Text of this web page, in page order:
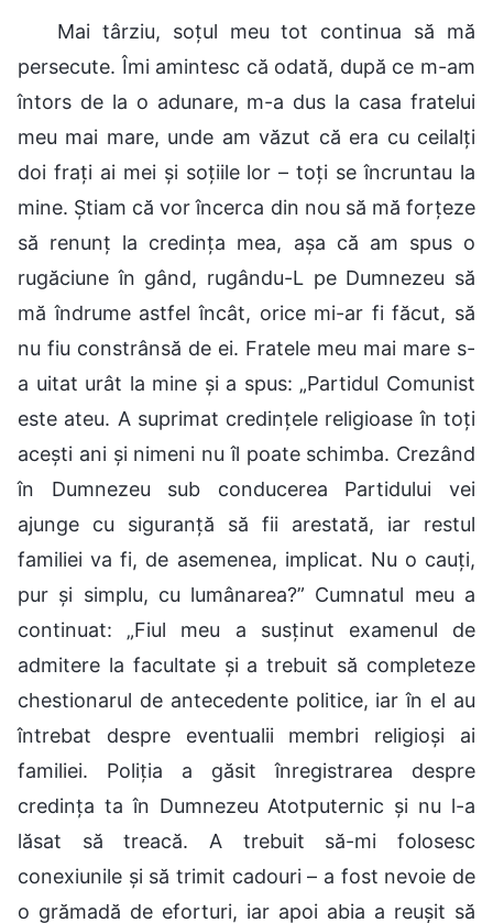
Mai târziu, soțul meu tot continua să mă
persecute. Îmi amintesc că odată, după ce m-am
întors de la o adunare, m-a dus la casa fratelui
meu mai mare, unde am văzut că era cu ceilalți
doi frați ai mei și soțiile lor – toți se încruntau la
mine. Știam că vor încerca din nou să mă forțeze
să renunț la credința mea, așa că am spus o
rugăciune în gând, rugându-L pe Dumnezeu să
mă îndrume astfel încât, orice mi-ar fi făcut, să
nu fiu constrânsă de ei. Fratele meu mai mare s-
a uitat urât la mine și a spus: „Partidul Comunist
este ateu. A suprimat credințele religioase în toți
acești ani și nimeni nu îl poate schimba. Crezând
în Dumnezeu sub conducerea Partidului vei
ajunge cu siguranță să fii arestată, iar restul
familiei va fi, de asemenea, implicat. Nu o cauți,
pur și simplu, cu lumânarea?” Cumnatul meu a
continuat: „Fiul meu a susținut examenul de
admitere la facultate și a trebuit să completeze
chestionarul de antecedente politice, iar în el au
întrebat despre eventualii membri religioși ai
familiei. Poliția a găsit înregistrarea despre
credința ta în Dumnezeu Atotputernic și nu l-a
lăsat să treacă. A trebuit să-mi folosesc
conexiunile și să trimit cadouri – a fost nevoie de
o grămadă de eforturi, iar apoi abia a reușit să